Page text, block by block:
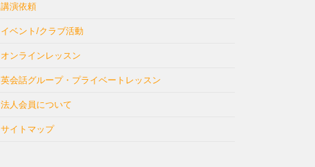
講演依頼
イベント/クラブ活動
オンラインレッスン
英会話グループ・プライベートレッスン
法人会員について
サイトマップ